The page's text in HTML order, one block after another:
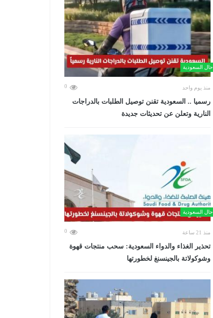
حال السعودية
منذ يوم واحد 0
رسميا .. السعودية تقنن توصيل الطلبات بالدراجات
النارية وتعلن عن تحديثات جديدة
حال السعودية
منذ 21 ساعة 0
تحذير الغذاء والدواء السعودية: سحب منتجات قهوة
وشوكولاتة بالجينسنغ لخطورتها